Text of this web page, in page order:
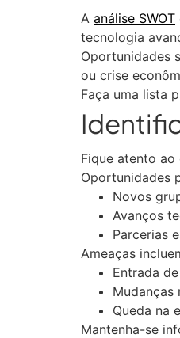
A análise SWOT
tecnologia
Oportunidades
ou crise
Faça uma lista
Fique atento
Oportunidades
Novos
Avanços
Parcerias
Ameaças
Entrada
Mudanças
Queda na
Mantenha-se